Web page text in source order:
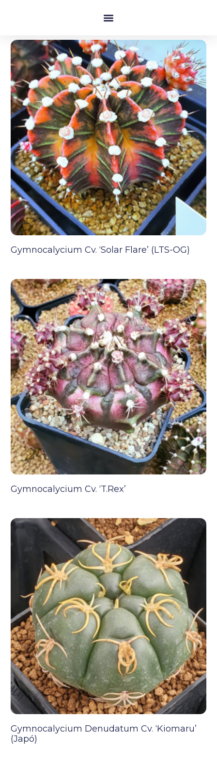
Gymnocalycium Cv. ‘Solar Flare’ (LTS-OG)
Gymnocalycium Cv. ‘T.rex’
Gymnocalycium Denudatum Cv. ‘Kiomaru’
(Japó)